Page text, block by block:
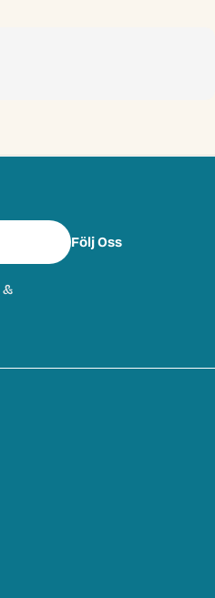
Följ Oss
&